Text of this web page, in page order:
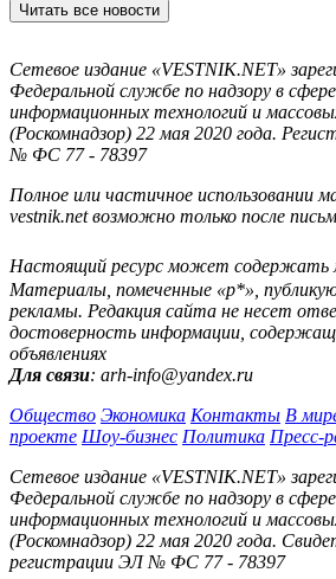
Читать все новости
Сетевое издание «VESTNIK.NET»
Федеральной службе по надзору в сфере
информационных технологий и
(Роскомнадзор) 22 мая 2020 года.
№ ФС 77 - 78397
Полное или частичное использовании
vestnik.net возможно только после
Настоящий ресурс может содержать
Материалы, помеченные «р*»,
рекламы. Редакция сайта не несет
достоверность информации,
объявлениях
Для связи: arh-info@yandex.ru
Общество Экономика Контакты В
проекте Шоу-бизнес Политика Пресс-
Сетевое издание «VESTNIK.NET»
Федеральной службе по надзору в сфере
информационных технологий и
(Роскомнадзор) 22 мая 2020 года.
регистрации ЭЛ № ФС 77 - 78397